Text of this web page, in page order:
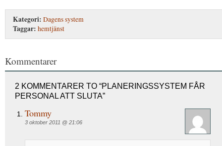
Kategori: Dagens system
Taggar: hemtjänst
Kommentarer
2 KOMMENTARER TO “PLANERINGSSYSTEM FÅR
PERSONAL ATT SLUTA”
Tommy
3 oktober 2011 @ 21:06